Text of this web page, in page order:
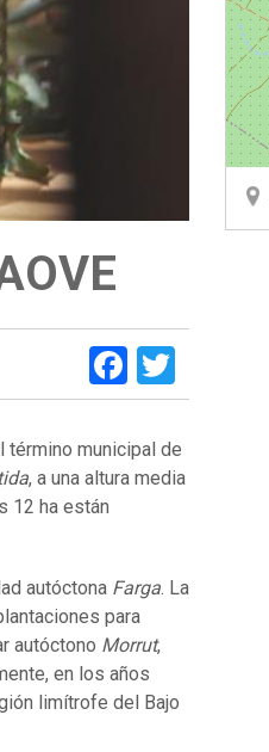
Facebook
término municipal de
, a una altura media
12 ha están
autóctona Farga. La
para
autóctono Morrut,
en los años
limítrofe del Bajo